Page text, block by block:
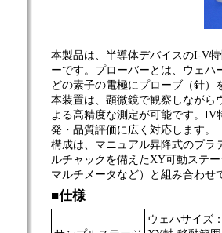
本製品は、半導体デバイスのI-V
ーです。プローバーとは、ウェ
どの素子の電極にプローブ（針
本装置は、顕微鏡で観察しながら
よる高精度な測定が可能です。IV
発・品質評価に広く対応します。
構成は、マニュアル昇降式のプラ
ルチャックを備えたXY可動ステ
マルチメータなど）と組み合わせ
■仕様
ウェハサイズ